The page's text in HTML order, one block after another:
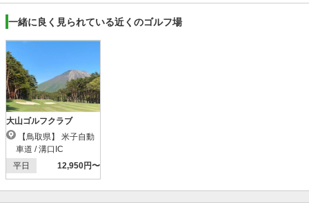
一緒に良く見られている近くのゴルフ場
大山ゴルフクラブ
車道 / 溝口IC
平日
12,950円〜